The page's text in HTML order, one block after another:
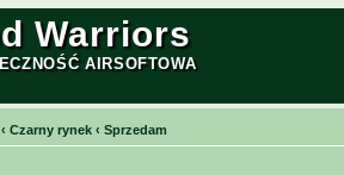
Warriors
AIRSOFTOWA
‹ Czarny rynek ‹ Sprzedam